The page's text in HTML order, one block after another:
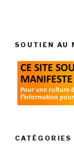
SOUTIEN AU
CATÉGORIES